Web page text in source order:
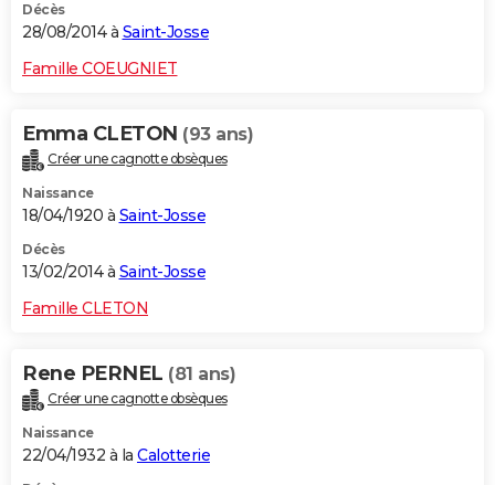
Décès
28/08/2014 à Saint-Josse
Famille COEUGNIET
Emma CLETON (93 ans)
Créer une cagnotte obsèques
Naissance
18/04/1920 à Saint-Josse
Décès
13/02/2014 à Saint-Josse
Famille CLETON
Rene PERNEL (81 ans)
Créer une cagnotte obsèques
Naissance
22/04/1932 à la Calotterie